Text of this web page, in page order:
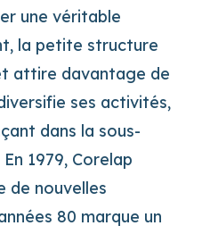
une véritable
la petite structure
attire davantage de
ses activités,
dans la sous-
1979, Corelap
de nouvelles
80 marque un